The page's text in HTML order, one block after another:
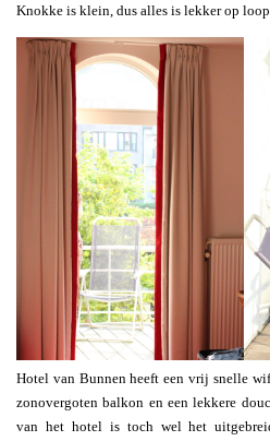
Knokke is klein, dus alles is lekker op
Hotel van Bunnen heeft een vrij snelle
zonovergoten balkon en een lekkere
van het hotel is toch wel het